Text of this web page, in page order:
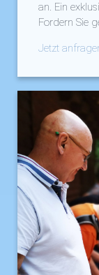
an. Ein
Fordern Sie
Jetzt